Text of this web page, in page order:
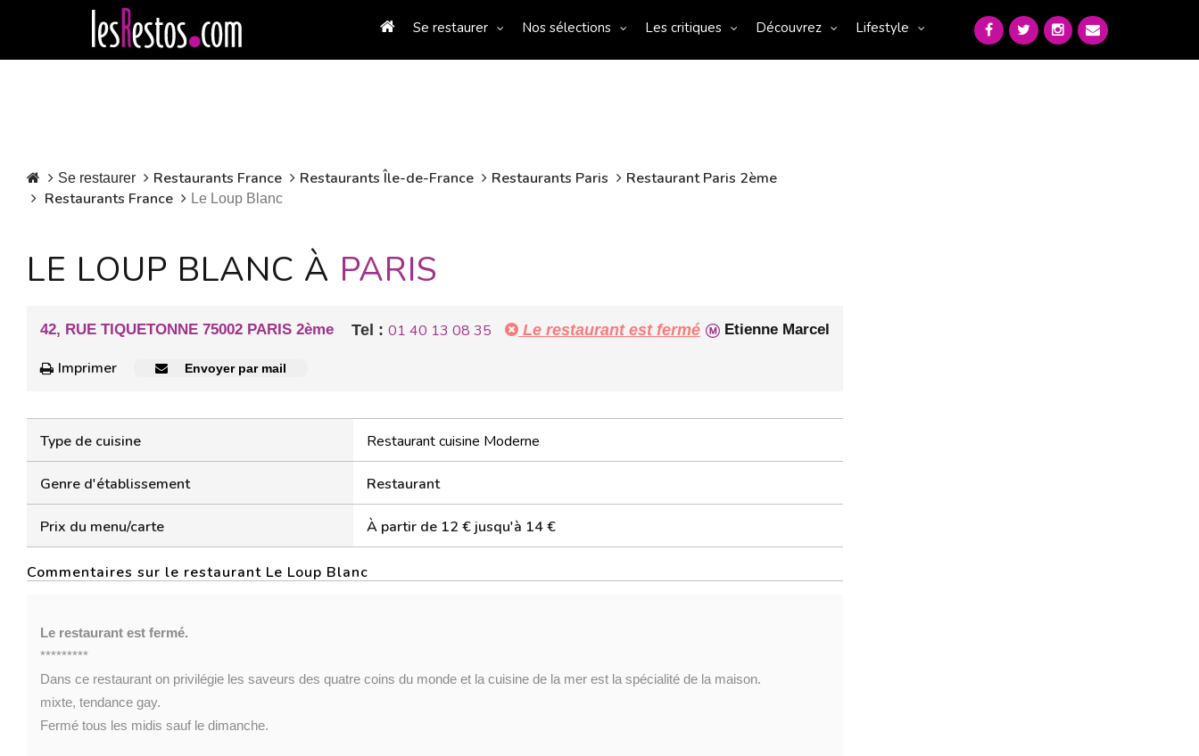
Se restaurer Nos sélections Les critiques Découvrez Lifestyle
Se restaurer Restaurants France Restaurants Île-de-France Restaurants Paris
Restaurant Paris 2ème
Restaurants France
Le Loup Blanc
LE LOUP BLANC À PARIS
42, RUE TIQUETONNE 75002 PARIS 2ème Etienne Marcel
Tel : 01 40 13 08 35
Imprimer
Envoyer par mail
Le restaurant est fermé
Type de cuisine Restaurant cuisine Moderne
Genre d'établissement Restaurant
Prix du menu/carte À partir de 12 € jusqu'à 14 €
Commentaires sur le restaurant Le Loup Blanc
Le restaurant est fermé.
*********
Dans ce restaurant on privilégie les saveurs des quatre coins du monde et la cuisine de la mer est la spécialité de la maison.
mixte, tendance gay.
Fermé tous les midis sauf le dimanche.